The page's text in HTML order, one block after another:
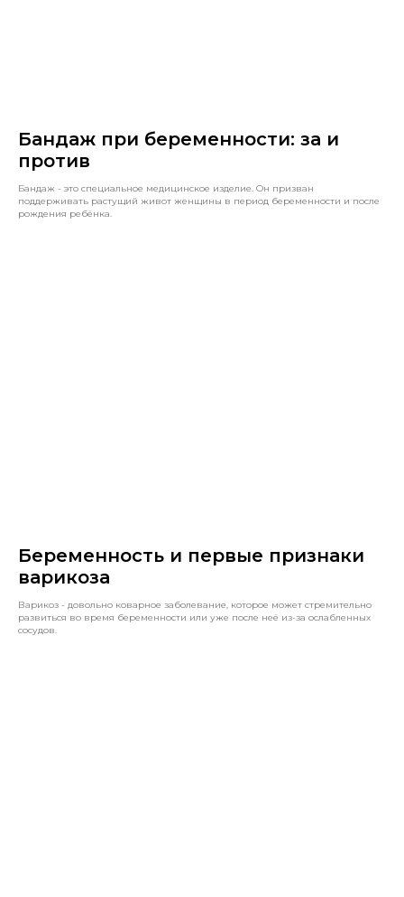
Бандаж при беременности: за и
против
Бандаж - это специальное медицинское изделие. Он призван
поддерживать растущий живот женщины в период беременности и после
рождения ребёнка.
Беременность и первые признаки
варикоза
Варикоз - довольно коварное заболевание, которое может стремительно
развиться во время беременности или уже после неё из-за ослабленных
сосудов.